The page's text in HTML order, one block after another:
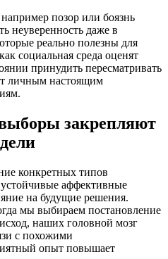
позор или боязнь
неуверенность даже в
реально полезны для
социальная среда оценят
принудить пересматривать
личным настоящим
закрепляют
конкретных типов
аффективные
на будущие решения.
мы выбираем постановление
наших головной мозг
с похожими
опыт повышает